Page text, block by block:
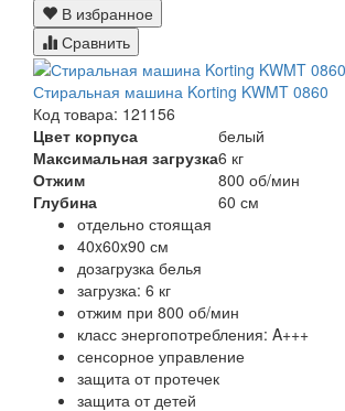
В избранное
Сравнить
Стиральная машина Korting KWMT 0860
Код товара: 121156
Цвет корпуса
белый
Максимальная загрузка6 кг
Отжим
800 об/мин
Глубина
60 см
отдельно стоящая
40x60x90 см
дозагрузка белья
загрузка: 6 кг
отжим при 800 об/мин
класс энергопотребления: A+++
сенсорное управление
защита от протечек
защита от детей